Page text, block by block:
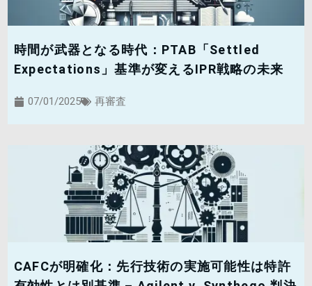
時間が武器となる時代：PTAB「Settled
Expectations」基準が変えるIPR戦略の未来
07/01/2025 再審査
CAFCが明確化：先行技術の実施可能性は特許